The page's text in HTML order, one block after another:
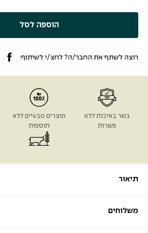
הוספה לסל
תיאור
משלוחים
רוצה לשתף את החבר/ה? לחצ/י לשיתוף:
בשר באיכות ללא
פשרות
מוצרים טבעיים ללא
תוספות